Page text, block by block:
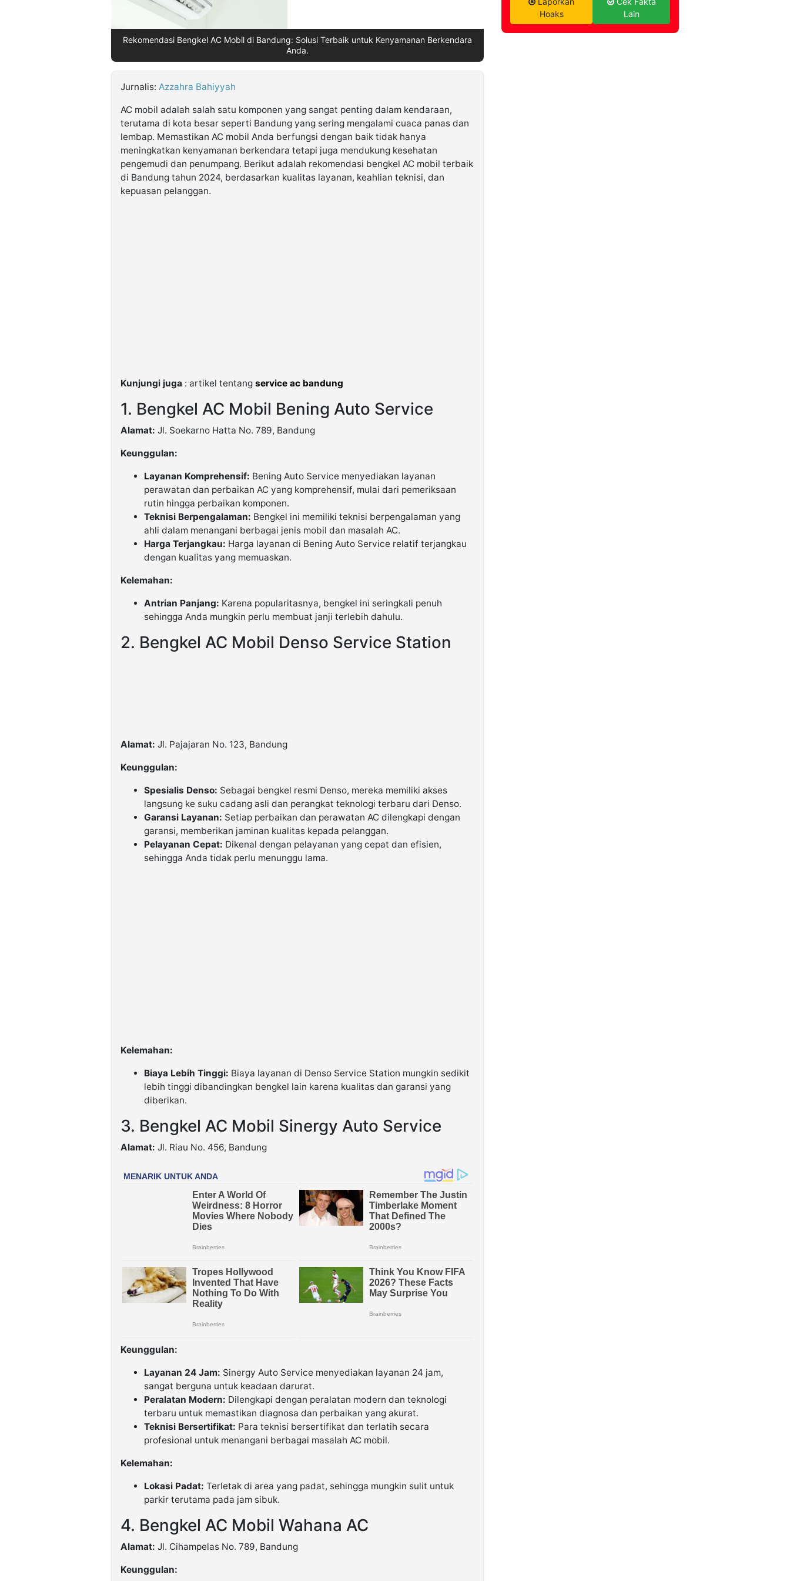
Rekomendasi Bengkel AC Mobil di Bandung: Solusi Terbaik untuk Kenyamanan Berkendara
Anda.
Jurnalis: Azzahra Bahiyyah
AC mobil adalah salah satu komponen yang sangat penting dalam kendaraan,
terutama di kota besar seperti Bandung yang sering mengalami cuaca panas dan
lembap. Memastikan AC mobil Anda berfungsi dengan baik tidak hanya
meningkatkan kenyamanan berkendara tetapi juga mendukung kesehatan
pengemudi dan penumpang. Berikut adalah rekomendasi bengkel AC mobil terbaik
di Bandung tahun 2024, berdasarkan kualitas layanan, keahlian teknisi, dan
kepuasan pelanggan.
Kunjungi juga : artikel tentang service ac bandung
1. Bengkel AC Mobil Bening Auto Service
Alamat: Jl. Soekarno Hatta No. 789, Bandung
Keunggulan:
Layanan Komprehensif: Bening Auto Service menyediakan layanan
perawatan dan perbaikan AC yang komprehensif, mulai dari pemeriksaan
rutin hingga perbaikan komponen.
Teknisi Berpengalaman: Bengkel ini memiliki teknisi berpengalaman yang
ahli dalam menangani berbagai jenis mobil dan masalah AC.
Harga Terjangkau: Harga layanan di Bening Auto Service relatif terjangkau
dengan kualitas yang memuaskan.
Kelemahan:
Antrian Panjang: Karena popularitasnya, bengkel ini seringkali penuh
sehingga Anda mungkin perlu membuat janji terlebih dahulu.
2. Bengkel AC Mobil Denso Service Station
Alamat: Jl. Pajajaran No. 123, Bandung
Keunggulan:
Spesialis Denso: Sebagai bengkel resmi Denso, mereka memiliki akses
langsung ke suku cadang asli dan perangkat teknologi terbaru dari Denso.
Garansi Layanan: Setiap perbaikan dan perawatan AC dilengkapi dengan
garansi, memberikan jaminan kualitas kepada pelanggan.
Pelayanan Cepat: Dikenal dengan pelayanan yang cepat dan efisien,
sehingga Anda tidak perlu menunggu lama.
Kelemahan:
Biaya Lebih Tinggi: Biaya layanan di Denso Service Station mungkin sedikit
lebih tinggi dibandingkan bengkel lain karena kualitas dan garansi yang
diberikan.
3. Bengkel AC Mobil Sinergy Auto Service
Alamat: Jl. Riau No. 456, Bandung
Keunggulan:
Layanan 24 Jam: Sinergy Auto Service menyediakan layanan 24 jam,
sangat berguna untuk keadaan darurat.
Peralatan Modern: Dilengkapi dengan peralatan modern dan teknologi
terbaru untuk memastikan diagnosa dan perbaikan yang akurat.
Teknisi Bersertifikat: Para teknisi bersertifikat dan terlatih secara
profesional untuk menangani berbagai masalah AC mobil.
Kelemahan:
Lokasi Padat: Terletak di area yang padat, sehingga mungkin sulit untuk
parkir terutama pada jam sibuk.
4. Bengkel AC Mobil Wahana AC
Alamat: Jl. Cihampelas No. 789, Bandung
Keunggulan:
Hoaks
Lain